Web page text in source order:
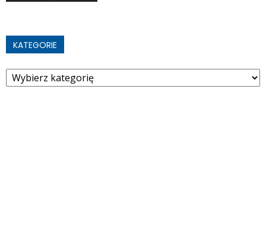
KATEGORIE
Kategorie